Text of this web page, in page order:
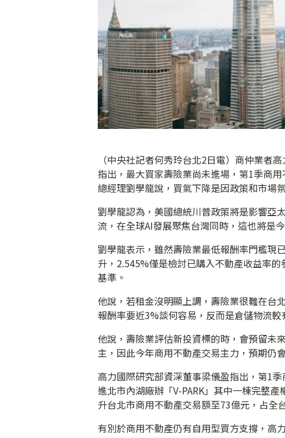
（中央社記者何秀玲台北2日電）商仲業者
指出，最大買家壽險業尚未進場，第1季商
總經理劉學龍說，買氣下降是因政策和市場
劉學龍認為，美國總統川普政策將是影響亞
流，在全球AI發展聚焦台灣同時，這也將是
劉學龍表示，雖然壽險業最低報酬率門檻現
升，2.545%僅是檢討已購入不動產收益率
基準。
他說，若租金沒明顯上調，壽險業很難在台
報酬率要近3%談何容易，反而是倉儲物流
他說，壽險業評估新投資標的時，會預留未
主，因此今年商用不動產交易主力，預期仍
高力國際研究部資深董事梁儀盈指出，第1
進北市內湖廠辦「V-PARK」其中一棟完整
升台北市商用不動產交易額至73億元，占全
有別於商用不動產仍有自用型買方支撐，高